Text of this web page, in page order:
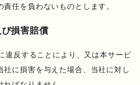
任を負わないものとします。
損害賠償
違反することにより、又は本サービ
社に損害を与えた場合、当社に対し